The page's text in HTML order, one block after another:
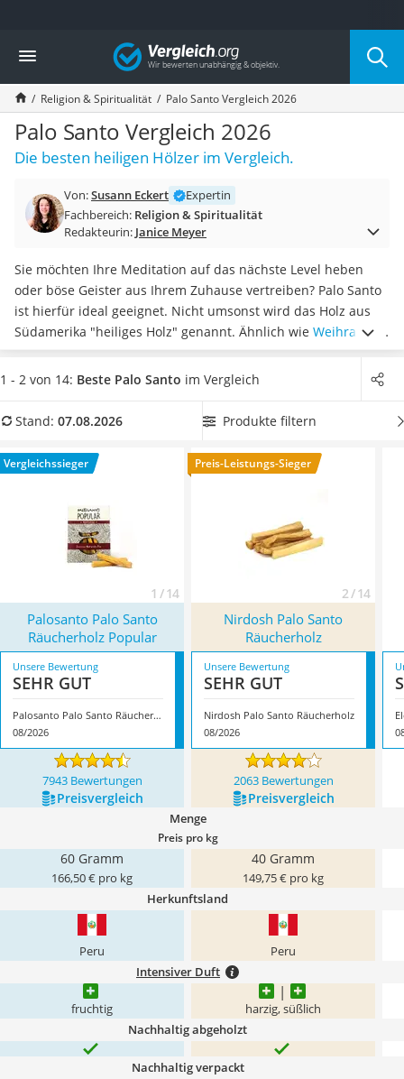
Die beliebtesten Vergleiche nach Kategorie
Freizeit & Sport
Gartentrampolin
Trampolin
Metalldetektor
Eufab-Fahrradträger
Trampolin 366 cm
Aluminium-Koffer
Futterboot
E-Bike-Dreirad
Trekkingschuhe Herren
Reisetasche mit Rollen
Klimmzugstation
Koffer
Nachtsichtgerät
Handgepäck-Koffer
Wanderschuhe Herren
Sicherheitsweste Reiten
Vergleich
Religion & Spiritualität Palo Santo Vergleich 2026
Palo Santo Vergleich 2026
Die besten heiligen Hölzer im Vergleich.
Von:Susann Eckert
Expertin
Fachbereich: Religion & Spiritualität
Redakteurin: Janice Meyer
Sie möchten Ihre Meditation auf das nächste Level heben
oder böse Geister aus Ihrem Zuhause vertreiben? Palo Santo
ist hierfür ideal geeignet. Nicht umsonst wird das Holz aus
Südamerika "heiliges Holz" genannt. Ähnlich wie Weihrauch
wird eszum Räuchern und spirituellen Reinigenverwendet.
Laut gängigen Online-Tests führt das Abbrennen der Hölzer
unserer Vergleichstabelle
Palo-Santo-Hölzer im Karton oder
Überzeugt hat uns hier im August 2026 besonders das
ModellPalosanto Palo Santo Räucherholz Popular*
1 - 2 von 14: Beste Palo Santo im Vergleich
Stand: 07.08.2026 Produkte filtern
Vergleichssieger
1 / 14
Preis-Leistungs-Sieger
2 / 14
Palosanto Palo Santo
Räucherholz Popular
Nirdosh Palo Santo
Räucherholz
Unsere Bewertung
SEHR GUT
Palosanto Palo Santo Räucherholz Popular
08/2026
Unsere Bewertung
SEHR GUT
Nirdosh Palo Santo Räucherholz
08/2026
7943 Bewertungen 2063 Bewertungen
Preis­vergleich Preis­vergleich
Menge
Preis pro kg
60 Gramm
166,50 € pro kg
40 Gramm
149,75 € pro kg
Herkunftsland
Peru Peru
Intensiver Duft
fruchtig harzig, süßlich
Nachhaltig abgeholzt
Nachhaltig verpackt